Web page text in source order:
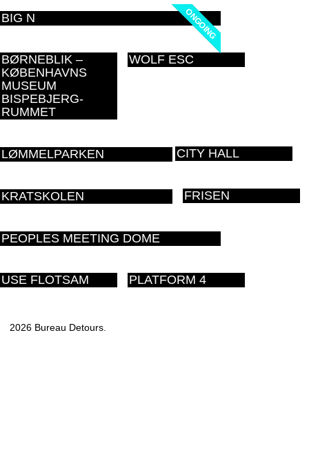
ONGOING
ONGOING
BIG N
BØRNEBLIK –
KØBENHAVNS
MUSEUM
BISPEBJERG-
RUMMET
WOLF ESC
LØMMELPARKEN CITY HALL
KRATSKOLEN FRISEN
PEOPLES MEETING DOME
USE FLOTSAM PLATFORM 4
2026 Bureau Detours.